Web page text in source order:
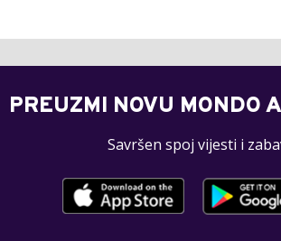
PREUZMI NOVU MONDO
Savršen spoj vijesti i